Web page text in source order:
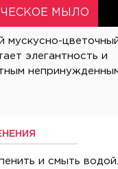
МЫЛО
мускусно-
элегантность и
и смыть водой.